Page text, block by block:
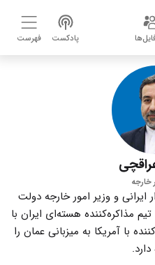
پادکست فهرست
خارجه
و وزیر امور خارجه دولت
مذاکره‌کننده هسته‌ای ایران با
با آمریکا به میزبانی عمان را